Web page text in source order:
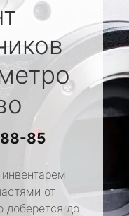
85
от
доберется до